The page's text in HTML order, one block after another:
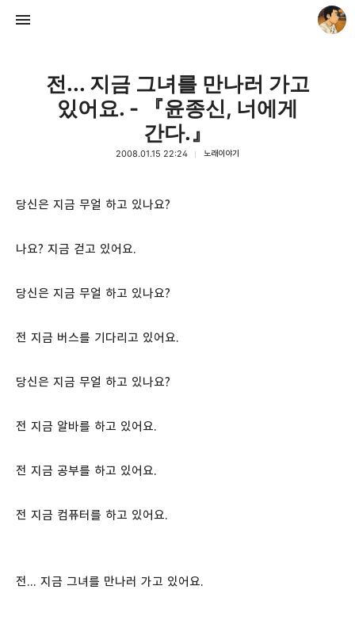
전... 지금 그녀를 만나러 가고
있어요. - 『윤종신, 너에게
간다.』
2008.01.15 22:24 노래이야기
당신은 지금 무얼 하고 있나요?
나요? 지금 걷고 있어요.
당신은 지금 무얼 하고 있나요?
전 지금 버스를 기다리고 있어요.
당신은 지금 무얼 하고 있나요?
전 지금 알바를 하고 있어요.
전 지금 공부를 하고 있어요.
전 지금 컴퓨터를 하고 있어요.
전... 지금 그녀를 만나러 가고 있어요.